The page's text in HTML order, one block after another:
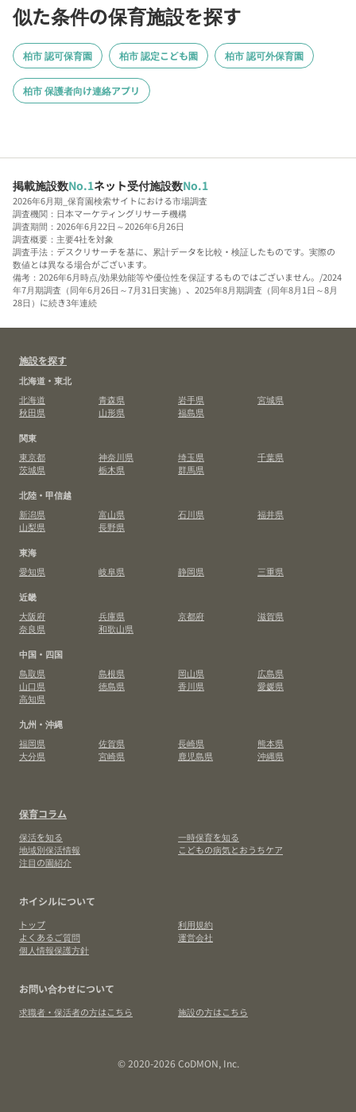
似た条件の保育施設を探す
柏市 認可保育園 柏市 認定こども園 柏市 認可外保育園
柏市 保護者向け連絡アプリ
掲載施設数No.1ネット受付施設数No.1
2026年6月期_保育園検索サイトにおける市場調査
調査機関：日本マーケティングリサーチ機構
調査期間：2026年6月22日～2026年6月26日
調査概要：主要4社を対象
調査手法：デスクリサーチを基に、累計データを比較・検証したものです。実際の
数値とは異なる場合がございます。
備考：2026年6月時点/効果効能等や優位性を保証するものではございません。/2024
年7月期調査（同年6月26日～7月31日実施）、2025年8月期調査（同年8月1日～8月
28日）に続き3年連続
施設を探す
北海道・東北
北海道
青森県 岩手県
宮城県
秋田県
山形県
福島県
関東
東京都
神奈川県 埼玉県
千葉県
茨城県
栃木県
群馬県
北陸・甲信越
新潟県
富山県 石川県
福井県
山梨県
長野県
東海
愛知県
岐阜県 静岡県
三重県
近畿
大阪府
兵庫県 京都府
滋賀県
奈良県
和歌山県
中国・四国
鳥取県
島根県 岡山県
広島県
山口県
徳島県 香川県
愛媛県
高知県
九州・沖縄
福岡県
佐賀県 長崎県
熊本県
大分県
宮崎県 鹿児島県 沖縄県
保育コラム
保活を知る
一時保育を知る
地域別保活情報
こどもの病気とおうちケア
注目の園紹介
ホイシルについて
トップ
利用規約
よくあるご質問
運営会社
個人情報保護方針
お問い合わせについて
求職者・保活者の方はこちら 施設の方はこちら
© 2020-2026 CoDMON, Inc.